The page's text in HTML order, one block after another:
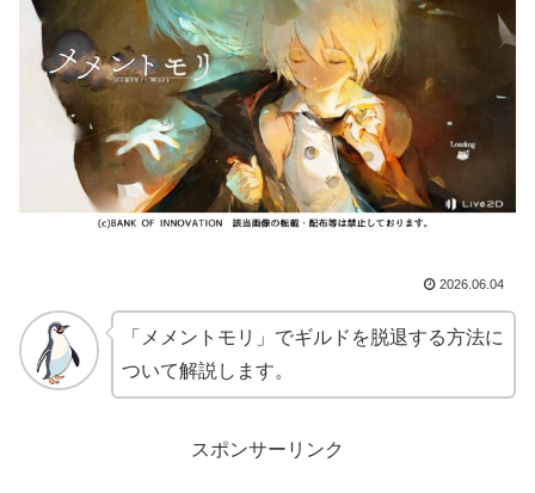
2026.06.04
「メメントモリ」でギルドを脱退する方法に
ついて解説します。
スポンサーリンク